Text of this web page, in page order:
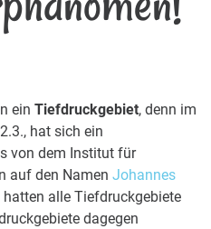
ein Tiefdruckgebiet, denn im
hat sich ein
von dem Institut für
auf den Namen Johannes
alle Tiefdruckgebiete
dagegen